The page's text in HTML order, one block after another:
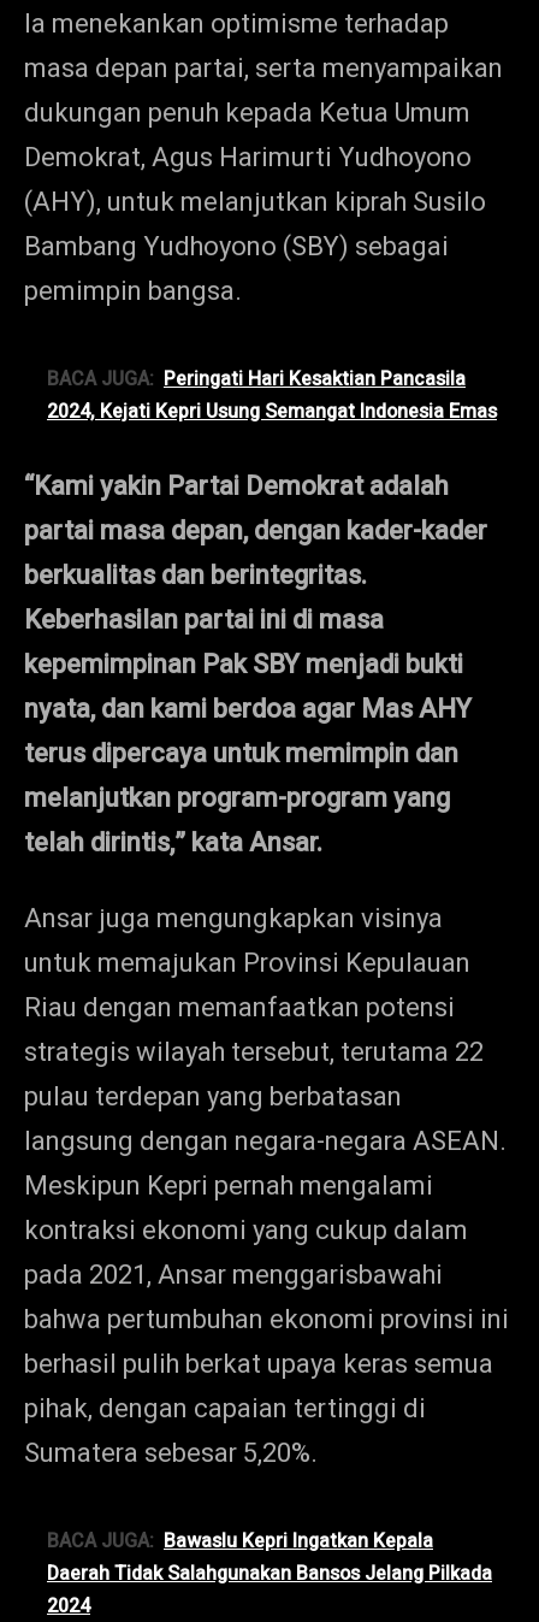
Ia menekankan optimisme terhadap
masa depan partai, serta menyampaikan
dukungan penuh kepada Ketua Umum
Demokrat, Agus Harimurti Yudhoyono
(AHY), untuk melanjutkan kiprah Susilo
Bambang Yudhoyono (SBY) sebagai
pemimpin bangsa.
BACA JUGA: Peringati Hari Kesaktian Pancasila
2024, Kejati Kepri Usung Semangat Indonesia Emas
“Kami yakin Partai Demokrat adalah
partai masa depan, dengan kader-kader
berkualitas dan berintegritas.
Keberhasilan partai ini di masa
kepemimpinan Pak SBY menjadi bukti
nyata, dan kami berdoa agar Mas AHY
terus dipercaya untuk memimpin dan
melanjutkan program-program yang
telah dirintis,” kata Ansar.
Ansar juga mengungkapkan visinya
untuk memajukan Provinsi Kepulauan
Riau dengan memanfaatkan potensi
strategis wilayah tersebut, terutama 22
pulau terdepan yang berbatasan
langsung dengan negara-negara ASEAN.
Meskipun Kepri pernah mengalami
kontraksi ekonomi yang cukup dalam
pada 2021, Ansar menggarisbawahi
bahwa pertumbuhan ekonomi provinsi ini
berhasil pulih berkat upaya keras semua
pihak, dengan capaian tertinggi di
Sumatera sebesar 5,20%.
BACA JUGA: Bawaslu Kepri Ingatkan Kepala
Daerah Tidak Salahgunakan Bansos Jelang Pilkada
2024